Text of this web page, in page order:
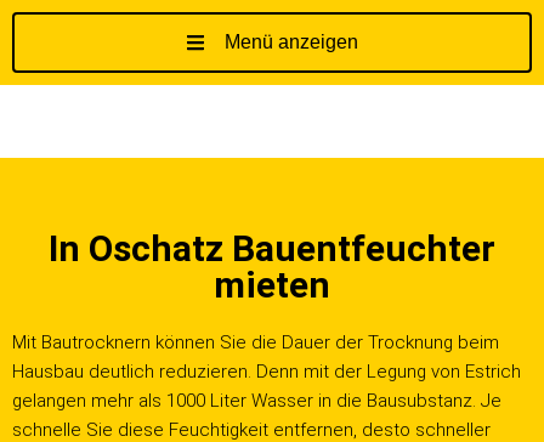
i
Menü anzeigen
In Oschatz Bauentfeuchter
mieten
Mit Bautrocknern können Sie die Dauer der Trocknung beim
Hausbau deutlich reduzieren. Denn mit der Legung von Estrich
gelangen mehr als 1000 Liter Wasser in die Bausubstanz. Je
schnelle Sie diese Feuchtigkeit entfernen, desto schneller